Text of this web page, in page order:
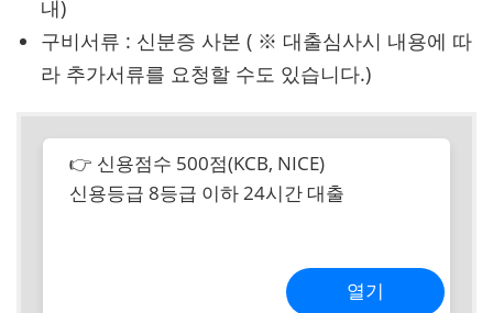
내)
구비서류 : 신분증 사본 ( ※ 대출심사시 내용에 따
라 추가서류를 요청할 수도 있습니다.)
👉 신용점수 500점(KCB, NICE)
신용등급 8등급 이하 24시간 대출
열기